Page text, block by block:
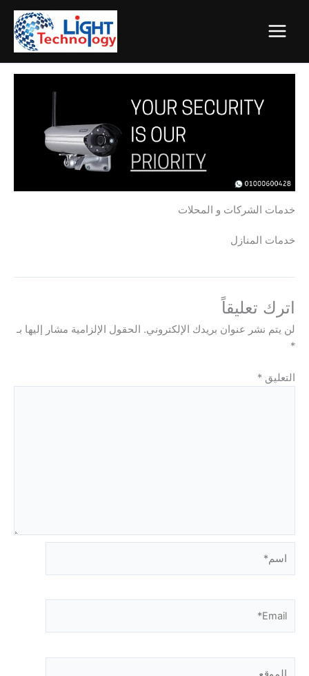
المحتوى
خدمات الشركات و المحلات
خدمات المنازل​
اترك تعليقاً
لن يتم نشر عنوان بريدك الإلكتروني. الحقول الإلزامية مشار إليها بـ
*
التعليق *